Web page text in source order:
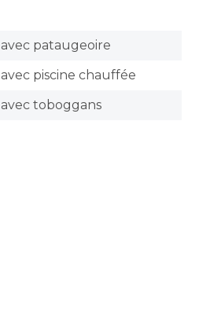
avec pataugeoire
avec piscine chauffée
avec toboggans